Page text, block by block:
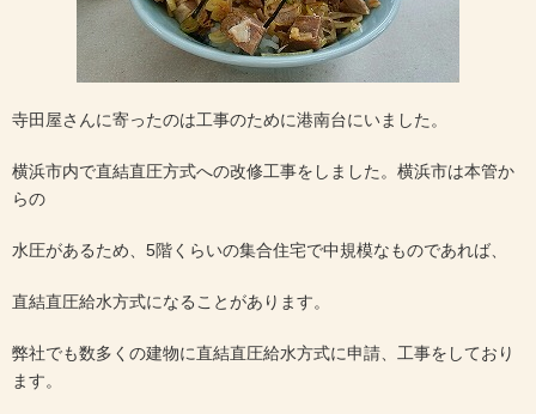
寺田屋さんに寄ったのは工事のために港南台にいました。
横浜市内で直結直圧方式への改修工事をしました。横浜市は本管か
らの
水圧があるため、5階くらいの集合住宅で中規模なものであれば、
直結直圧給水方式になることがあります。
弊社でも数多くの建物に直結直圧給水方式に申請、工事をしており
ます。